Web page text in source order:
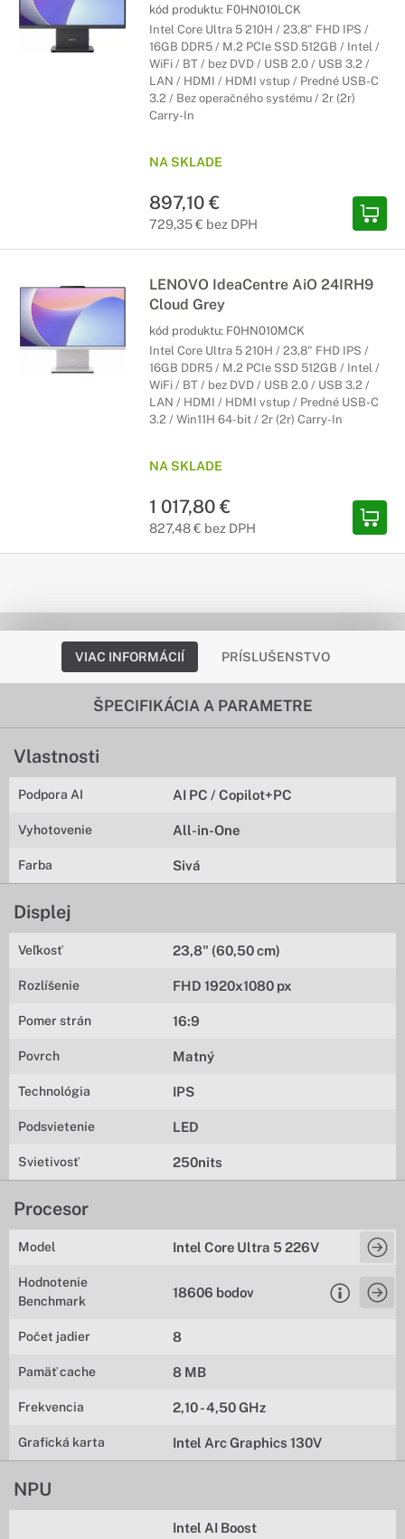
kód produktu: F0HN010LCK
Intel Core Ultra 5 210H / 23,8" FHD IPS /
16GB DDR5 / M.2 PCIe SSD 512GB / Intel /
WiFi / BT / bez DVD / USB 2.0 / USB 3.2 /
LAN / HDMI / HDMI vstup / Predné USB-C
3.2 / Bez operačného systému / 2r (2r)
Carry-In
NA SKLADE
897,10 €
729,35 € bez DPH
LENOVO IdeaCentre AiO 24IRH9
Cloud Grey
kód produktu: F0HN010MCK
Intel Core Ultra 5 210H / 23,8" FHD IPS /
16GB DDR5 / M.2 PCIe SSD 512GB / Intel /
WiFi / BT / bez DVD / USB 2.0 / USB 3.2 /
LAN / HDMI / HDMI vstup / Predné USB-C
3.2 / Win11H 64-bit / 2r (2r) Carry-In
NA SKLADE
1 017,80 €
827,48 € bez DPH
VIAC INFORMÁCIÍ PRÍSLUŠENSTVO
ŠPECIFIKÁCIA A PARAMETRE
Vlastnosti
Podpora AI AI PC / Copilot+PC
Vyhotovenie All-in-One
Farba Sivá
Displej
Veľkosť 23,8" (60,50 cm)
Rozlíšenie FHD 1920x1080 px
Pomer strán 16:9
Povrch Matný
Technológia IPS
Podsvietenie LED
Svietivosť 250nits
Procesor
Model Intel Core Ultra 5 226V
Hodnotenie
Benchmark
18606 bodov
Počet jadier 8
Pamäť cache 8 MB
Frekvencia 2,10 - 4,50 GHz
Grafická karta Intel Arc Graphics 130V
NPU
Intel AI Boost